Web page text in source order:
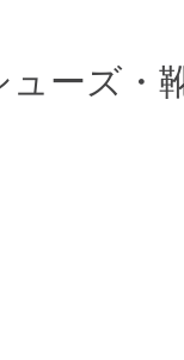
ューズ・